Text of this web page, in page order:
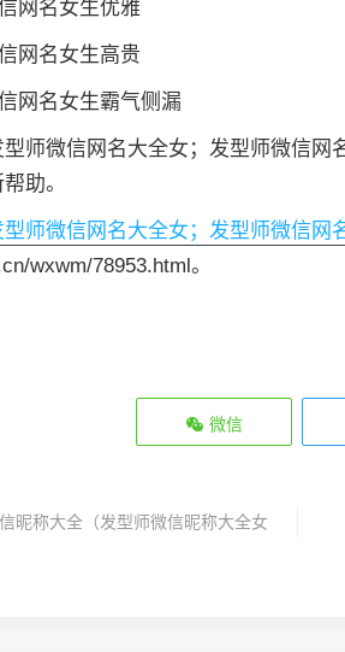
网名女生优雅
网名女生高贵
网名女生霸气侧漏
师微信网名大全女；发型师微信网
助。
型师微信网名大全女；发型师微信网
wxwm/78953.html。
微信
昵称大全（发型师微信昵称大全女